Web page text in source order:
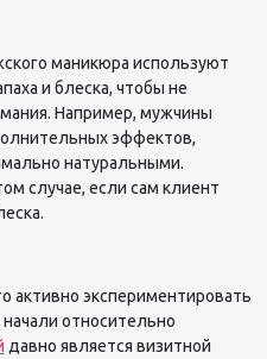
маникюра используют
и блеска, чтобы не
Например, мужчины
эффектов,
натуральными.
случае, если сам клиент
активно экспериментировать
относительно
давно является визитной